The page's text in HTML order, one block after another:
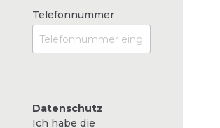
Telefonnummer
Datenschutz
Ich habe die